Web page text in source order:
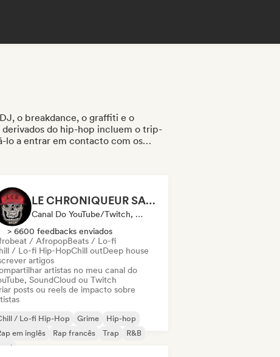
o breakdance, o graffiti e o
do hip-hop incluem o trip-
lo a entrar em contacto com os
entrar em contacto com
da indústria musical,
e estão à procura de novos
LE CHRONIQUEUR SALE
Canal Do YouTube/Twitch, Mídia/Jornalista, Influenciador
> 6600 feedbacks enviados
/ AfropopBeats / Lo-fi
/ Lo-fi Hip-HopChill outDeep house
artigos
artistas no meu canal do
SoundCloud ou Twitch
posts ou reels de impacto sobre
/ Lo-fi Hip-Hop Grime
Hip-hop
em inglês
Rap francês Trap
R&B